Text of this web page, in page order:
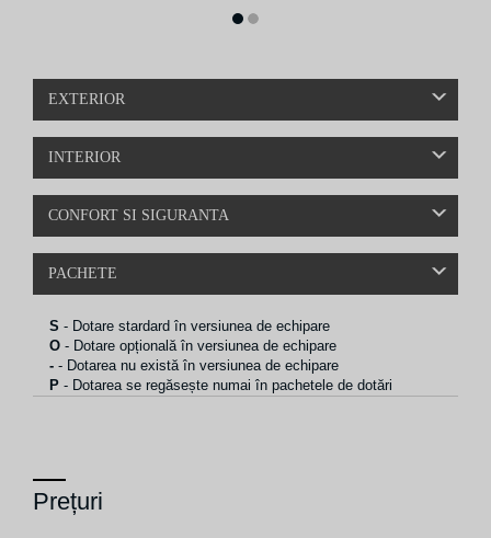
1
EXTERIOR
INTERIOR
CONFORT SI SIGURANTA
PACHETE
S - Dotare stardard în versiunea de echipare
O - Dotare opțională în versiunea de echipare
- - Dotarea nu există în versiunea de echipare
P - Dotarea se regăsește numai în pachetele de dotări
Prețuri